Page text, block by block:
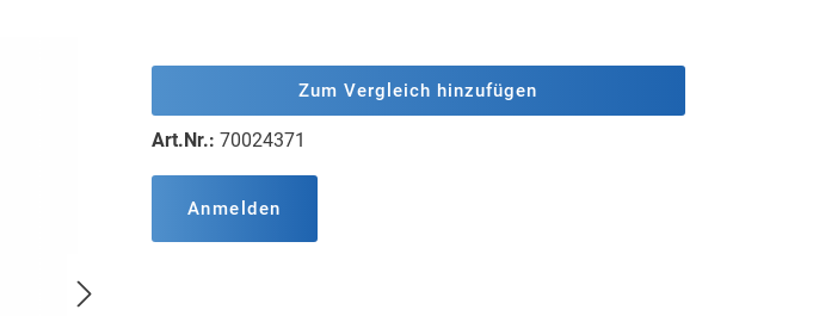
Zum Vergleich hinzufügen
Art.Nr.: 70024371
Anmelden